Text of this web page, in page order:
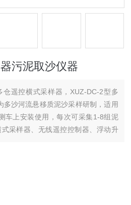
污泥取沙仪器
仓遥控横式采样器，XUZ-DC-2型多
多沙河流悬移质泥沙采样研制，适用
车上安装使用，每次可采集1-8组泥
采样器、无线遥控控制器、浮动升
可靠、适应范围广等特点。多仓遥控